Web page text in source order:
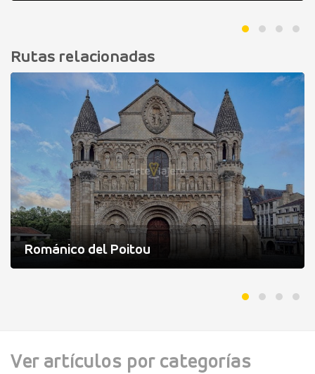
Rutas relacionadas
Románico del Poitou
Ver artículos por categorías